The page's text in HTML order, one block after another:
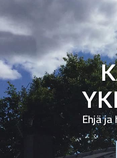
Ehjä